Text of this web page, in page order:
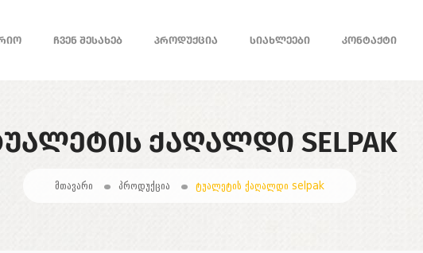
ᲩᲕᲔᲜ ᲨᲔᲡᲐᲮᲔᲑ ᲞᲠᲝᲓᲣᲥᲪᲘᲐ ᲡᲘᲐᲮᲚᲔᲔᲑᲘ ᲙᲝᲜᲢᲐᲥᲢᲘ
ᲥᲐᲦᲐᲚᲓᲘ SELPAK
მთავარი პროდუქცია ტუალეტის ქაღალდი selpak